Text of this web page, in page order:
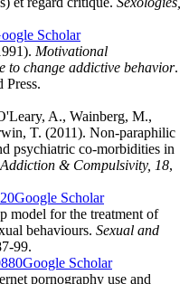
Scholar
Motivational
to change addictive behavior.
A., Wainberg, M.,
T. (2011). Non-paraphilic
psychiatric co-morbidities in
& Compulsivity, 18,
Google Scholar
model for the treatment of
behaviours. Sexual and
99.
Google Scholar
pornography use and